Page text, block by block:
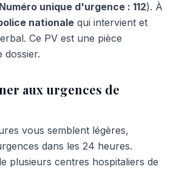
Numéro unique d'urgence : 112). À
nationale qui intervient et
Ce PV est une pièce
dossier.
aux urgences de
vous semblent légères,
dans les 24 heures.
plusieurs centres hospitaliers de